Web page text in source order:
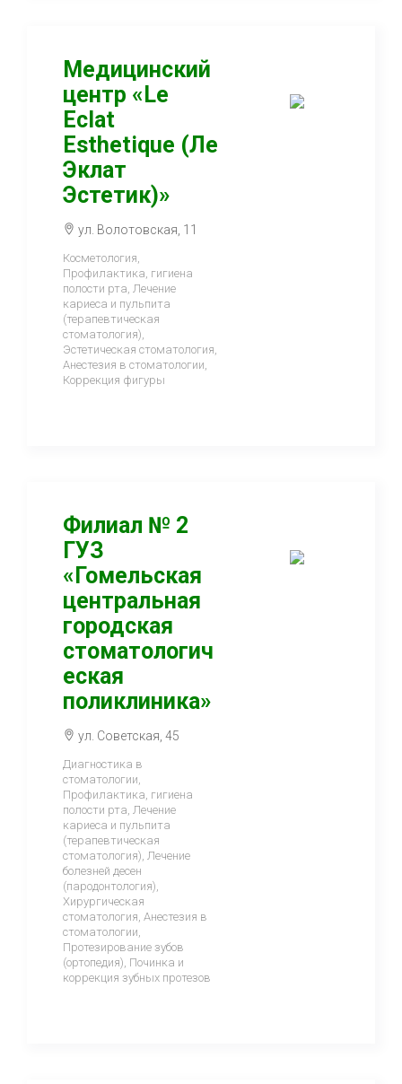
Медицинский
центр «Le
Eclat
Esthetique (Ле
Эклат
Эстетик)»
ул. Волотовская, 11
Косметология,
Профилактика, гигиена
полости рта, Лечение
кариеса и пульпита
(терапевтическая
стоматология),
Эстетическая стоматология,
Анестезия в стоматологии,
Коррекция фигуры
Филиал № 2
ГУЗ
«Гомельская
центральная
городская
стоматологич
еская
поликлиника»
ул. Советская, 45
Диагностика в
стоматологии,
Профилактика, гигиена
полости рта, Лечение
кариеса и пульпита
(терапевтическая
стоматология), Лечение
болезней десен
(пародонтология),
Хирургическая
стоматология, Анестезия в
стоматологии,
Протезирование зубов
(ортопедия), Починка и
коррекция зубных протезов